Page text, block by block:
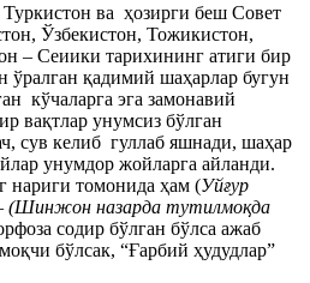
ва ҳозирги беш Совет
Ўзбекистон, Тожикистон,
– Сеиики тарихининг атиги бир
қадимий шаҳарлар бугун
кўчаларга эга замонавий
вақтлар унумсиз бўлган
сув келиб гуллаб яшнади, шаҳар
унумдор жойларга айланди.
нариги томонида ҳам (Уйғур
(Шинжон назарда тутилмоқда
содир бўлган бўлса ажаб
бўлсак, “Ғарбий ҳудудлар”